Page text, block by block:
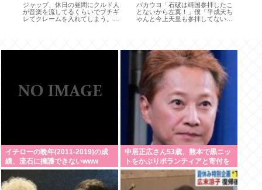
ジャップ、休日の昼間にクルド人
が音楽を流してるくらいでブチギ
レてクレームを入れてしまう。盆
バカウヨ「石破は靖国参拝したこ
とないから左翼！」僕「平成天ち
ゃんと今上天皇も参拝してないけ
イチローの晩年(2011-2019)の成
績、流石に擁護できないwww
中居正広さん53歳、熊本で黒ニッ
トをかぶりボランティアと寄付を
している模様